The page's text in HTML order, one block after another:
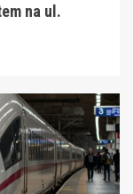
na ul.